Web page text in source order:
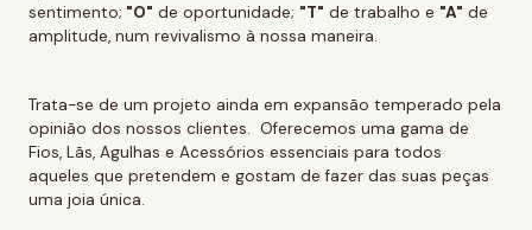
sentimento; "O" de oportunidade; "T" de trabalho e "A" de
amplitude, num revivalismo à nossa maneira.
Trata-se de um projeto ainda em expansão temperado pela
opinião dos nossos clientes. Oferecemos uma gama de
Fios, Lãs, Agulhas e Acessórios essenciais para todos
aqueles que pretendem e gostam de fazer das suas peças
uma joia única.